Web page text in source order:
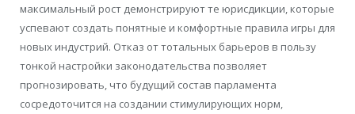
максимальный рост демонстрируют те юрисдикции, которые
успевают создать понятные и комфортные правила игры для
новых индустрий. Отказ от тотальных барьеров в пользу
тонкой настройки законодательства позволяет
прогнозировать, что будущий состав парламента
сосредоточится на создании стимулирующих норм,